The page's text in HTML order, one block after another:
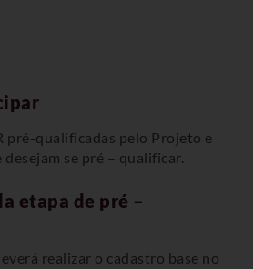
pré-qualificadas pelo Projeto e
se pré – qualificar.
etapa de pré –
realizar o cadastro base no